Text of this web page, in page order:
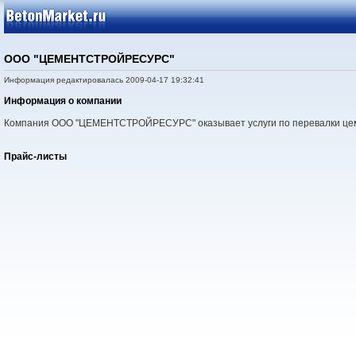
ООО "ЦЕМЕНТСТРОЙРЕСУРС"
Информация редактировалась 2009-04-17 19:32:41
Информация о компании
Компания ООО "ЦЕМЕНТСТРОЙРЕСУРС" оказывает услуги по перевалки
Прайс-листы